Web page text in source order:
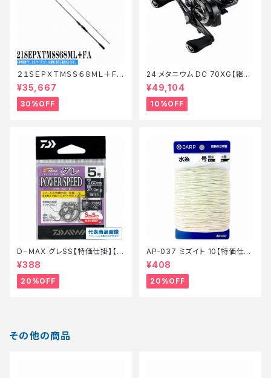
２１ＳＥＰＸＴＭＳＳ６８ＭＬ＋ＦＡ
【特価ロッド】【30】
¥35,667
30%OFF
24 メタニウム DC 70XG【継続
セール_リール】【10】
¥49,104
10%OFF
D−ＭAX グレSS【特価仕掛】【2
0】
¥388
20%OFF
AP-037 ミズイト 10【特価仕
掛】【20】
¥408
20%OFF
その他の商品